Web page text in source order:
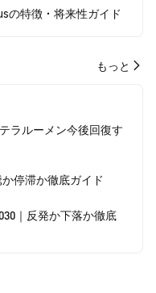
の特徴・将来性ガイド
もっと
ラルーメン今後回復す
停滞か徹底ガイド
｜反発か下落か徹底